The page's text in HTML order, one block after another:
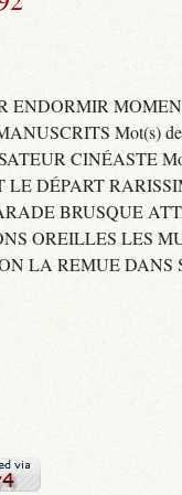
ENDORMIR
Mot(s) de
CINÉASTE
DÉPART
BRUSQUE
OREILLES LES
LA REMUE DANS